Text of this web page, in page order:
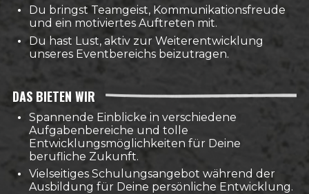
Du bringst Teamgeist, Kommunikationsfreude
und ein motiviertes Auftreten mit.
Du hast Lust, aktiv zur Weiterentwicklung
unseres Eventbereichs beizutragen.
DAS BIETEN WIR
Spannende Einblicke in verschiedene
Aufgabenbereiche und tolle
Entwicklungsmöglichkeiten für Deine
berufliche Zukunft.
Vielseitiges Schulungsangebot während der
Ausbildung für Deine persönliche Entwicklung.